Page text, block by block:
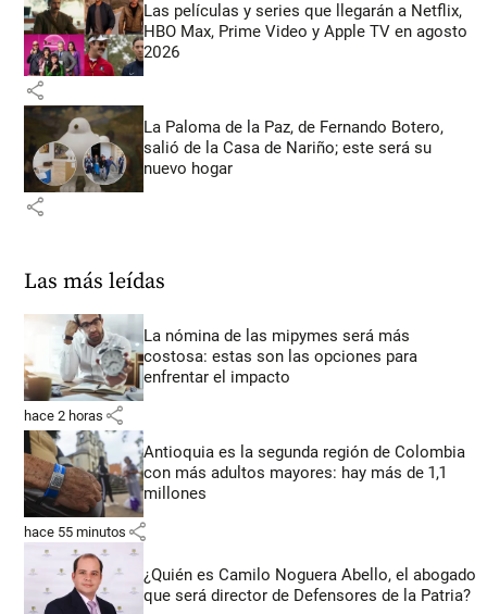
Las películas y series que llegarán a Netflix,
HBO Max, Prime Video y Apple TV en agosto
2026
share
La Paloma de la Paz, de Fernando Botero,
salió de la Casa de Nariño; este será su
nuevo hogar
share
Las más leídas
La nómina de las mipymes será más
costosa: estas son las opciones para
enfrentar el impacto
hace 2 horas share
Antioquia es la segunda región de Colombia
con más adultos mayores: hay más de 1,1
millones
hace 55 minutos share
¿Quién es Camilo Noguera Abello, el abogado
que será director de Defensores de la Patria?